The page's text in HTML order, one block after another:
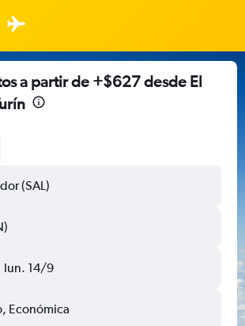
a partir de +$627 desde El
(SAL)
lun. 14/9
Económica